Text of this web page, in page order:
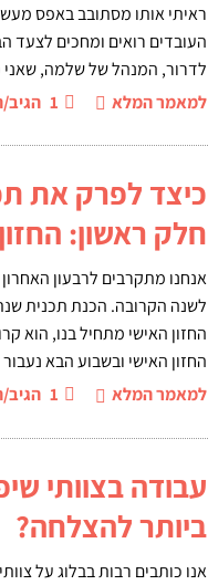
ראיתי אותו מסתובב באפס
העובדים רואים ומחכים לצעד
לדרור, המנהל של שלמה, שאני
למאמר המלא
1
כיצד לפרק את
חלק ראשון:
אנחנו מתקרבים לרבעון
לשנה הקרובה. הכנת תכנית
החזון האישי מתחיל בנו, הוא
החזון האישי ובשבוע הבא
למאמר המלא
1
עבודה בצוותי
ביותר להצלחה?
אנו כותבים רבות בבלוג על